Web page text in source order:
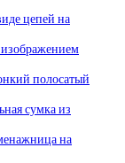
цепей на
полосатый
сумка из
на